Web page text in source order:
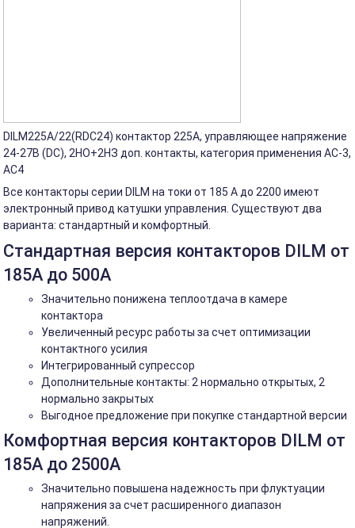
DILM225A/22(RDC24) контактор 225А, управляющее напряжение
24-27В (DC), 2НО+2НЗ доп. контакты, категория применения AC-3,
АС4
Все контакторы серии DILM на токи от 185 A до 2200 имеют
электронный привод катушки управления. Существуют два
варианта: стандартный и комфортный.
Стандартная версия контакторов DILM от
185А до 500А
Значительно понижена теплоотдача в камере
контактора
Увеличенный ресурс работы за счет оптимизации
контактного усилия
Интегрированный супрессор
Дополнительные контакты: 2 нормально открытых, 2
нормально закрытых
Выгодное предложение при покупке стандартной версии
Комфортная версия контакторов DILM от
185А до 2500А
Значительно повышена надежность при флуктуации
напряжения за счет расширенного диапазон
напряжений.